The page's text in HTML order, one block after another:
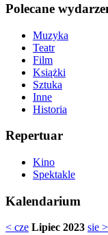
Polecane
Muzyka
Teatr
Film
Książki
Sztuka
Inne
Historia
Repertuar
Kino
Spektakle
Kalendarium
< cze Lipiec 2023 sie >